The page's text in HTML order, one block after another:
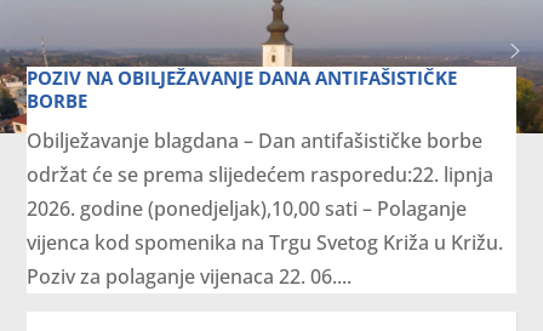
POZIV NA OBILJEŽAVANJE DANA ANTIFAŠISTIČKE
BORBE
Obilježavanje blagdana – Dan antifašističke borbe
održat će se prema slijedećem rasporedu:22. lipnja
2026. godine (ponedjeljak),10,00 sati – Polaganje
vijenca kod spomenika na Trgu Svetog Križa u Križu.
Poziv za polaganje vijenaca 22. 06....